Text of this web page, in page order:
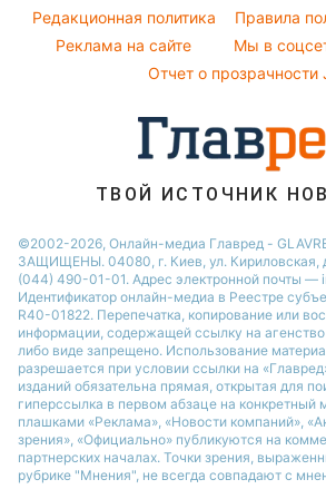
Кейт Миддлтон
Алла Пугачева
Погода на завтра
Пылевая буря
Редакционная политика
Правила
Реклама на сайте
Мы в
Отчет о прозрачности
ТВОЙ ИСТОЧНИК
©2002-2026, Онлайн-медиа Главред -
ЗАЩИЩЕНЫ. 04080, г. Киев, ул. Кириловская,
(044) 490-01-01. Адрес электронной почты —
Идентификатор онлайн-медиа в Реестре
R40-01822. Перепечатка, копирование или
информации, содержащей ссылку на
либо виде запрещено. Использование
разрешается при условии ссылки на
изданий обязательна прямая, открытая для
гиперссылка в первом абзаце на конкретный
плашками «Реклама», «Новости компаний»,
зрения», «Официально» публикуются на
партнерских началах. Точки зрения,
рубрике "Мнения", не всегда совпадают с